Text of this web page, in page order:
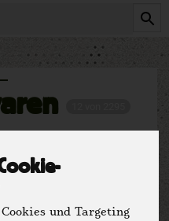
und Targeting